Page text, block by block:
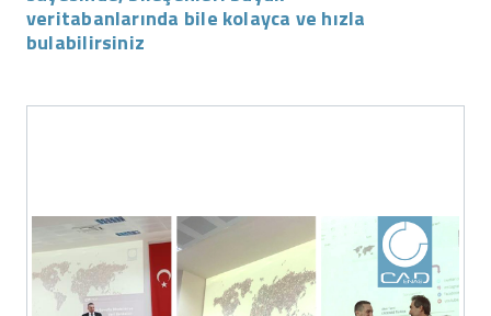
veritabanlarında bile kolayca ve hızla
bulabilirsiniz